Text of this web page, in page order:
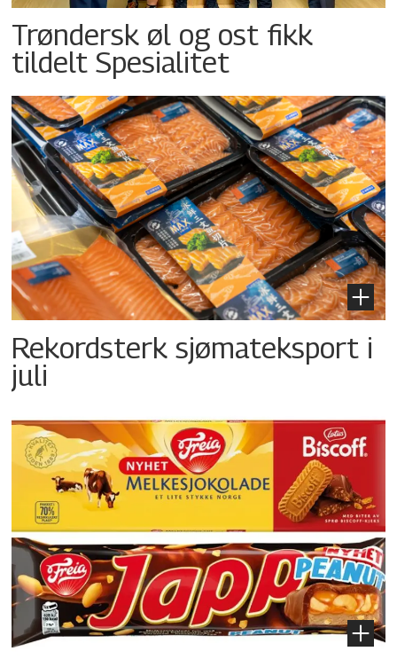
Trøndersk øl og ost fikk
tildelt Spesialitet
Rekordsterk sjømateksport i
juli